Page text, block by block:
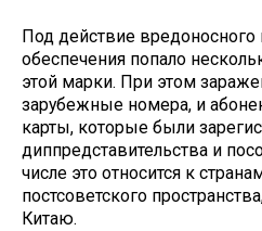
Под действие
обеспечения попало
этой марки. При этом
зарубежные номера, и
карты, которые были
диппредставительства и
числе это относится к
постсоветского
Китаю.